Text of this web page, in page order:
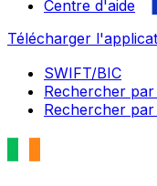
Centre d'aide
Télécharger
SWIFT/BIC
Rechercher
Rechercher par